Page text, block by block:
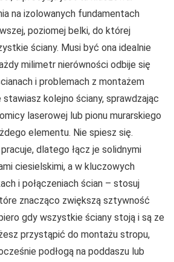
na izolowanych fundamentach
poziomej belki, do której
ściany. Musi być ona idealnie
milimetr nierówności odbije się
i problemach z montażem
stawiasz kolejno ściany, sprawdzając
laserowej lub pionu murarskiego
elementu. Nie spiesz się.
dlatego łącz je solidnymi
ciesielskimi, a w kluczowych
i połączeniach ścian – stosuj
znacząco zwiększą sztywność
gdy wszystkie ściany stoją i są ze
przystąpić do montażu stropu,
podłogą na poddaszu lub